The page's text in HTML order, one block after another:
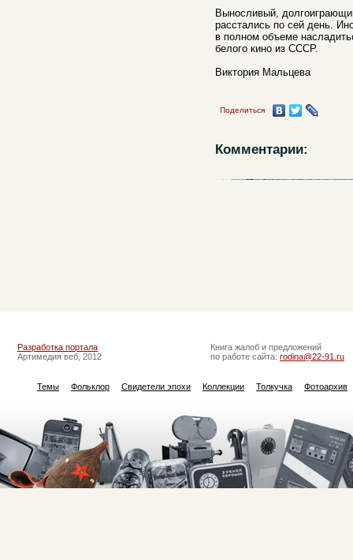
Выносливый,
расстались по сей день.
в полном объеме
белого кино из СССР.
Виктория Мальцева
Поделиться
Комментарии:
Разработка портала
Артимедия веб, 2012
Книга жалоб и предложений
по работе сайта: rodina@22-91.ru
Темы Фольклор Свидетели эпохи Коллекции Толкучка Фотоархив